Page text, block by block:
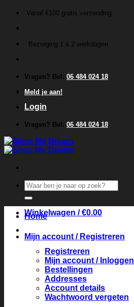
inhoud
Vanaf €100 gratis verzending
Bezorging 1 á 2 werkdagen
Vragen? Bel: 06 484 024 18
Meld je aan!
Login
Vragen? Bel: 06 484 024 18
Zoeken
naar:
Winkelwagen /€0.00
Home
Mijn account / Registreren
Registreren
Mijn account / Inloggen
Bestellingen
Addresses
Account details
Wachtwoord vergeten